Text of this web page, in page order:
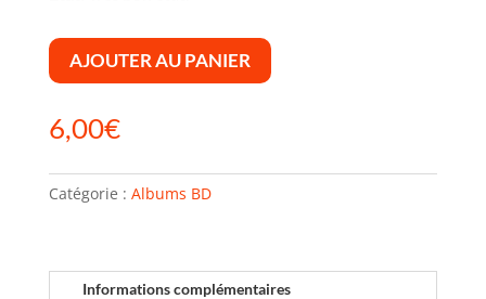
AJOUTER AU PANIER
6,00€
Catégorie : Albums BD
Informations complémentaires